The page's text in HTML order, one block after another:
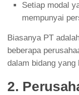
Setiap modal
mempunyai
Biasanya PT
beberapa
dalam bidang
2.